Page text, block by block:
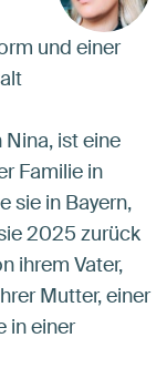
und einer
ist eine
Familie in
sie in Bayern,
2025 zurück
ihrem Vater,
Mutter, einer
in einer